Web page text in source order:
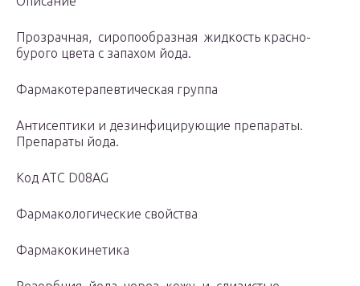
Прозрачная, сиропообразная жидкость красно-
бурого цвета с запахом йода.
Фармакотерапевтическая группа
Антисептики и дезинфицирующие препараты.
Препараты йода.
Код АТС D08AG
Фармакологические свойства
Фармакокинетика